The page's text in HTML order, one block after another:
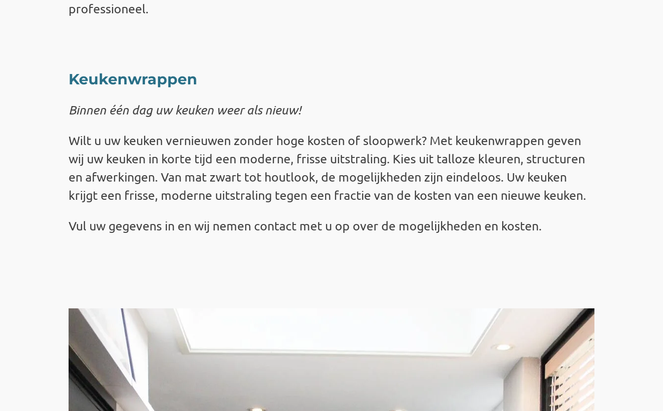
professioneel.
Keukenwrappen
Binnen één dag uw keuken weer als nieuw!
Wilt u uw keuken vernieuwen zonder hoge kosten of sloopwerk? Met keukenwrappen geven
wij uw keuken in korte tijd een moderne, frisse uitstraling. Kies uit talloze kleuren, structuren
en afwerkingen. Van mat zwart tot houtlook, de mogelijkheden zijn eindeloos. Uw keuken
krijgt een frisse, moderne uitstraling tegen een fractie van de kosten van een nieuwe keuken.
Vul uw gegevens in en wij nemen contact met u op over de mogelijkheden en kosten.